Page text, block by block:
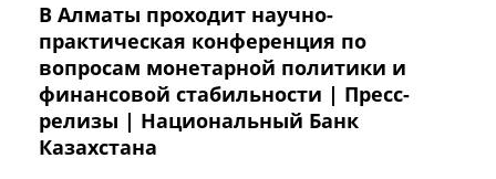
В Алматы проходит научно-
практическая конференция по
вопросам монетарной политики и
финансовой стабильности | Пресс-
релизы | Национальный Банк
Казахстана